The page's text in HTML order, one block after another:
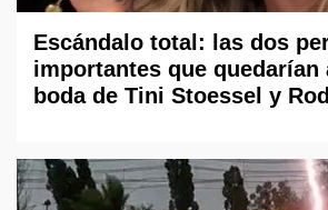
Escándalo total: las dos
importantes que quedarían
boda de Tini Stoessel y